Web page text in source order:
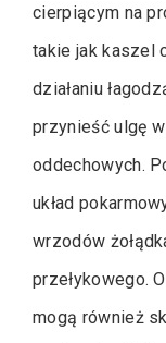
cierpiącym na
takie jak kaszel
działaniu
przynieść ulgę
oddechowych.
układ
wrzodów
przełykowego.
mogą również